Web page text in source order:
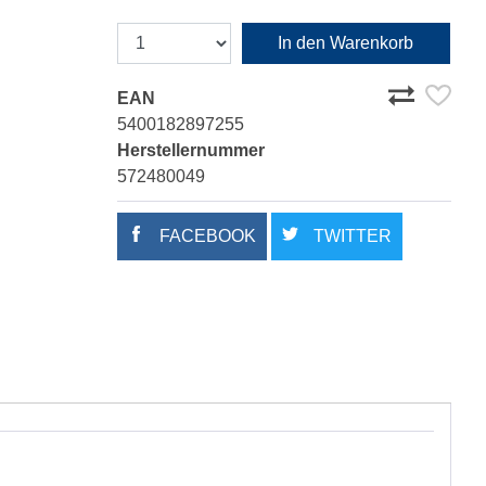
In den Warenkorb
EAN
5400182897255
Herstellernummer
572480049
FACEBOOK TWITTER